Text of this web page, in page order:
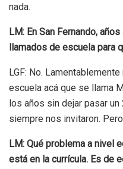
nada.
LM: En San Fernando,
llamados de escuela para
LGF: No.
escuela acá que se llama
los años sin dejar pasar un
siempre nos invitaron.
LM: Qué problema a nivel
está en la currícula. Es de